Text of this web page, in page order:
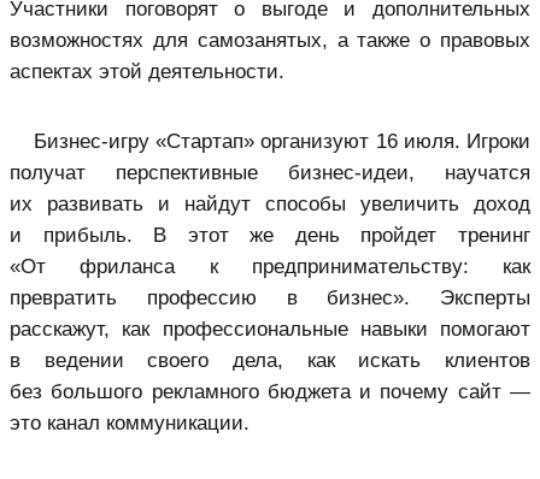
Участники поговорят о выгоде и дополнительных
возможностях для самозанятых, а также о правовых
аспектах этой деятельности.
Бизнес-игру «Стартап» организуют 16 июля. Игроки
получат перспективные бизнес-идеи, научатся
их развивать и найдут способы увеличить доход
и прибыль. В этот же день пройдет тренинг
«От фриланса к предпринимательству: как
превратить профессию в бизнес». Эксперты
расскажут, как профессиональные навыки помогают
в ведении своего дела, как искать клиентов
без большого рекламного бюджета и почему сайт —
это канал коммуникации.